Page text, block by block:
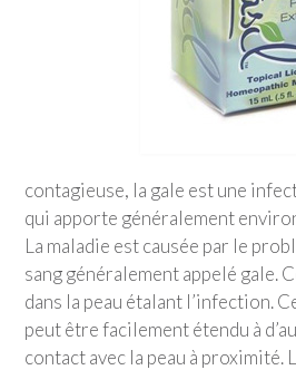
contagieuse, la gale est une
qui apporte généralement
La maladie est causée par le
sang généralement appelé gale.
dans la peau étalant l’infection.
peut être facilement étendu à
contact avec la peau à proximité.